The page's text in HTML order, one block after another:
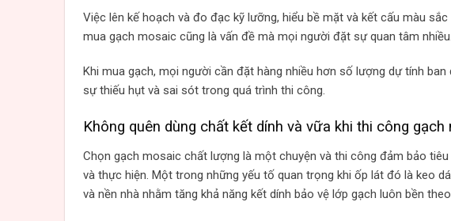
Việc lên kế hoạch và đo đạc kỹ lưỡng, hiểu bề mặt và kết cấu màu
mua gạch mosaic cũng là vấn đề mà mọi người đặt sự quan tâm nhiều.
Khi mua gạch, mọi người cần đặt hàng nhiều hơn số lượng dự tính
sự thiếu hụt và sai sót trong quá trình thi công.
Không quên dùng chất kết dính và vữa khi thi công gạch
Chọn gạch mosaic chất lượng là một chuyện và thi công đảm bảo
và thực hiện. Một trong những yếu tố quan trọng khi ốp lát đó là keo
và nền nhà nhằm tăng khả năng kết dính bảo vệ lớp gạch luôn bền